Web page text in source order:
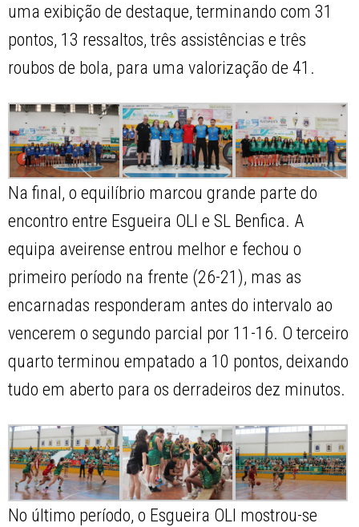
uma exibição de destaque, terminando com 31
pontos, 13 ressaltos, três assistências e três
roubos de bola, para uma valorização de 41.
Na final, o equilíbrio marcou grande parte do
encontro entre Esgueira OLI e SL Benfica. A
equipa aveirense entrou melhor e fechou o
primeiro período na frente (26-21), mas as
encarnadas responderam antes do intervalo ao
vencerem o segundo parcial por 11-16. O terceiro
quarto terminou empatado a 10 pontos, deixando
tudo em aberto para os derradeiros dez minutos.
No último período, o Esgueira OLI mostrou-se